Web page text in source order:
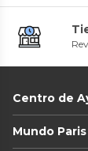
Centro de
Mundo Paris